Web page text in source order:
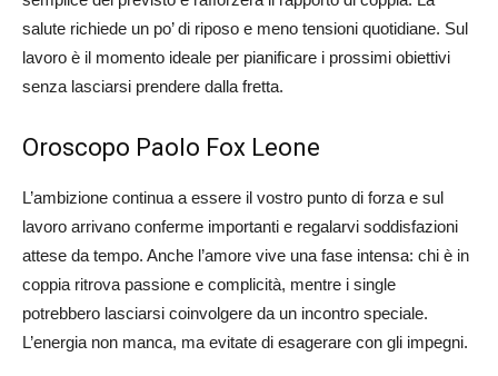
salute richiede un po’ di riposo e meno tensioni quotidiane. Sul
lavoro è il momento ideale per pianificare i prossimi obiettivi
senza lasciarsi prendere dalla fretta.
Oroscopo Paolo Fox Leone
L’ambizione continua a essere il vostro punto di forza e sul
lavoro arrivano conferme importanti e regalarvi soddisfazioni
attese da tempo. Anche l’amore vive una fase intensa: chi è in
coppia ritrova passione e complicità, mentre i single
potrebbero lasciarsi coinvolgere da un incontro speciale.
L’energia non manca, ma evitate di esagerare con gli impegni.